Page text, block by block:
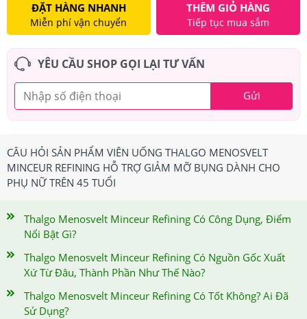
THÊM GIỎ HÀNG
Tiếp tục mua sắm
ĐẶT HÀNG NHANH
Miễn phí vận chuyển
YÊU CẦU SHOP GỌI LẠI TƯ VẤN
Gửi
CÂU HỎI SẢN PHẨM VIÊN UỐNG THALGO MENOSVELT
MINCEUR REFINING HỖ TRỢ GIẢM MỠ BỤNG DÀNH CHO
PHỤ NỮ TRÊN 45 TUỔI
Thalgo Menosvelt Minceur Refining Có Công Dụng, Điểm
Nổi Bật Gì?
Thalgo Menosvelt Minceur Refining Có Nguồn Gốc Xuất
Xứ Từ Đâu, Thành Phần Như Thế Nào?
Thalgo Menosvelt Minceur Refining Có Tốt Không? Ai Đã
Sử Dụng?